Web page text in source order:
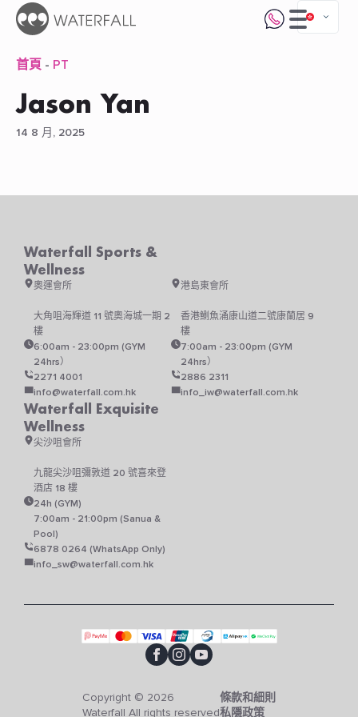
首頁 - PT
Jason Yan
14 8 月, 2025
Waterfall Sports &
Wellness
奧運會所
大角咀海輝道 11 號奧海城一期 2
樓
6:00am - 23:00pm (GYM
24hrs）
2271 4001
info@waterfall.com.hk
港島東會所
香港鰂魚涌康山道二號康蘭居 9
樓
7:00am - 23:00pm (GYM
24hrs）
2886 2311
info_iw@waterfall.com.hk
Waterfall Exquisite
Wellness
尖沙咀會所
九龍尖沙咀彌敦道 20 號喜來登
酒店 18 樓
24h (GYM)
7:00am - 21:00pm (Sanua &
Pool)
6878 0264 (WhatsApp Only)
info_sw@waterfall.com.hk
Copyright © 2026
Waterfall All rights reserved
條款和細則
私隱政策